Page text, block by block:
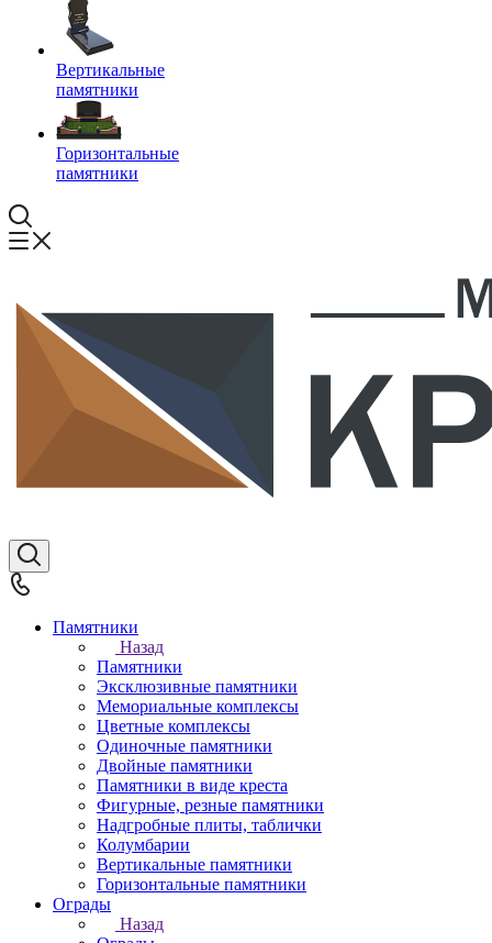
Вертикальные
памятники
Горизонтальные
памятники
Памятники
Назад
Памятники
Эксклюзивные памятники
Мемориальные комплексы
Цветные комплексы
Одиночные памятники
Двойные памятники
Памятники в виде креста
Фигурные, резные памятники
Надгробные плиты, таблички
Колумбарии
Вертикальные памятники
Горизонтальные памятники
Ограды
Назад